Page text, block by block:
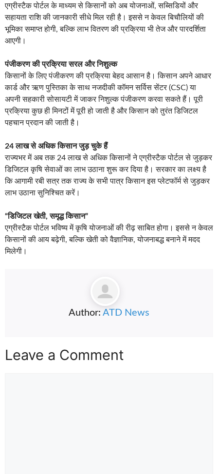
सहायता राशि की जानकारी सीधे मिल रही है। इससे न केवल बिचौलियों की
भूमिका समाप्त होगी, बल्कि लाभ वितरण की प्रक्रिया भी तेज और पारदर्शिता
आएगी।
पंजीकरण की प्रक्रिया सरल और निशुल्क
किसानों के लिए पंजीकरण की प्रक्रिया बेहद आसान है। किसान अपने आधार
कार्ड और ऋण पुस्तिका के साथ नजदीकी कॉमन सर्विस सेंटर (CSC) या
अपनी सहकारी सोसायटी में जाकर निशुल्क पंजीकरण करवा सकते हैं। पूरी
प्रक्रिया कुछ ही मिनटों में पूरी हो जाती है और किसान को तुरंत डिजिटल
पहचान प्रदान की जाती है।
24 लाख से अधिक किसान जुड़ चुके हैं
राज्यभर में अब तक 24 लाख से अधिक किसानों ने एग्रीस्टैक पोर्टल से जुड़कर
डिजिटल कृषि सेवाओं का लाभ उठाना शुरू कर दिया है। सरकार का लक्ष्य है
कि आगामी रबी सत्र तक राज्य के सभी पात्र किसान इस प्लेटफॉर्म से जुड़कर
लाभ उठाना सुनिश्चित करें।
“डिजिटल खेती, समृद्ध किसान”
एग्रीस्टैक पोर्टल भविष्य में कृषि योजनाओं की रीढ़ साबित होगा। इससे न केवल
किसानों की आय बढ़ेगी, बल्कि खेती को वैज्ञानिक, योजनाबद्ध बनाने में मदद
मिलेगी।
Author:ATD News
Leave a Comment